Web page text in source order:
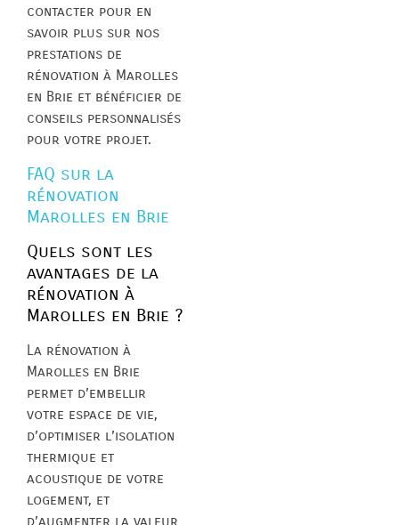
contacter pour en
savoir plus sur nos
prestations de
rénovation à Marolles
en Brie et bénéficier de
conseils personnalisés
pour votre projet.
FAQ sur la
rénovation
Marolles en Brie
Quels sont les
avantages de la
rénovation à
Marolles en Brie ?
La rénovation à
Marolles en Brie
permet d’embellir
votre espace de vie,
d’optimiser l’isolation
thermique et
acoustique de votre
logement, et
d’augmenter la valeur